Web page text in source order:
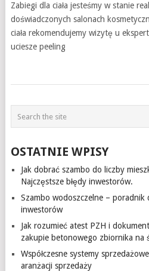
Zabiegi dla ciała jesteśmy w stanie
doświadczonych salonach
ciała rekomendujemy wizytę u
uciesze peeling
OSTATNIE WPISY
Jak dobrać szambo do liczby
Najczęstsze błędy inwestorów.
Szambo wodoszczelne – poradnik
inwestorów
Jak rozumieć atest PZH i
zakupie betonowego zbiornika na
Współczesne systemy
aranżacji sprzedaży